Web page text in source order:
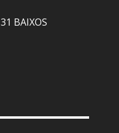
BAIXOS